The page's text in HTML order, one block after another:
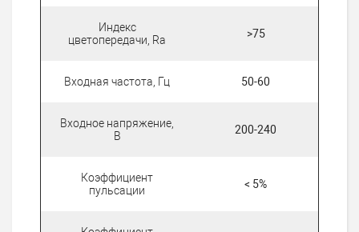
Индекс
цветопередачи, Ra
>75
Входная частота, Гц 50-60
Входное напряжение,
В
200-240
Коэффициент
пульсации
< 5%